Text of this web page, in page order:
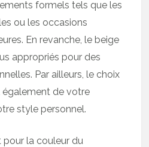
formels tels que les
ou les occasions
En revanche, le beige
appropriés pour des
Par ailleurs, le choix
de votre
style personnel.
pour la couleur du